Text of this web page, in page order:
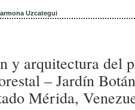
Uzcategui
y arquitectura del
– Jardín
Mérida,